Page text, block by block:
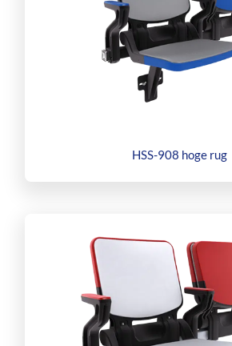
HSS-908 hoge rug